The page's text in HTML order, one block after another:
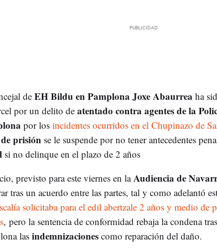
deEH Bildu en Pamplona Joxe Abaurrea ha
por un delito de atentado contra agentes de la
por losincidentes ocurridos en el Chupinazo de
prisión se le suspende por no tener antecedentes
si no delinque en el plazo de 2 años
previsto para este viernes en laAudiencia de
tras un acuerdo entre las partes, tal y como adelantó
solicitaba para el edil abertzale 2 años y medio de
, pero la sentencia de conformidad rebaja la condena
las indemnizaciones como reparación del daño.